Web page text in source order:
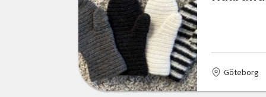
Eskilstuna
Eslöv
Falkenberg
Falun
Göteborg